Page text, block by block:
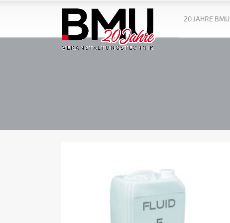
20 JAHRE BMU